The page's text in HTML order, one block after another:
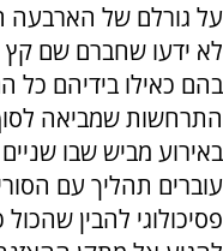
על גורלם של הארבעה
לא ידעו שחברם שם קץ
בהם כאילו בידיהם כל
התרחשות שמביאה
באירוע מביש שבו
עוברים תהליך עם
פסיכולוגי להבין